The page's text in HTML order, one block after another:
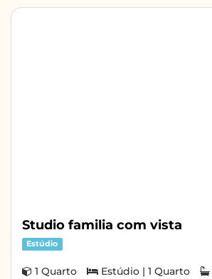
Studio familia com vista
Estúdio
1 Quarto Estúdio | 1 Quarto